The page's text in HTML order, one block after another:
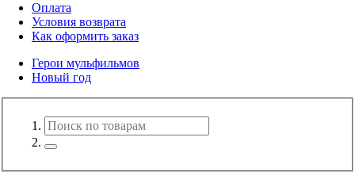
Оплата
Условия возврата
Как оформить заказ
Герои мульфильмов
Новый год